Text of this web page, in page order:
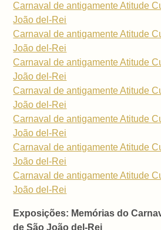
Carnaval de antigamente Atitude
João del-Rei
Carnaval de antigamente Atitude
João del-Rei
Carnaval de antigamente Atitude
João del-Rei
Carnaval de antigamente Atitude
João del-Rei
Carnaval de antigamente Atitude
João del-Rei
Carnaval de antigamente Atitude
João del-Rei
Carnaval de antigamente Atitude
João del-Rei
Exposições: Memórias do
de São João del-Rei